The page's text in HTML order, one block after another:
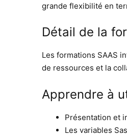
grande flexibilité en
Détail de la
Les formations SAAS
de ressources et la
Apprendre à
Présentation et
Les variables